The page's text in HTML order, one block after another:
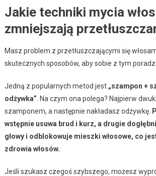
Jakie techniki mycia
zmniejszają
Masz problem z przetłuszczającymi się
skutecznych sposobów, aby sobie z tym
Jedną z popularnych metod jest „szampon +
odżywka” . Na czym ona polega? Najpierw
szamponem, a następnie nakładasz odżywkę.
wstępnie usuwa brud i kurz, a drugie
głowy i odblokowuje mieszki włosowe, co
zdrowia włosów.
Jeśli szukasz czegoś szybszego, możesz